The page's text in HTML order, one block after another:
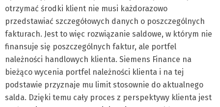
otrzymać środki klient nie musi każdorazowo
przedstawiać szczegółowych danych o poszczególnych
fakturach. Jest to więc rozwiązanie saldowe, w którym nie
finansuje się poszczególnych faktur, ale portfel
należności handlowych klienta. Siemens Finance na
bieżąco wycenia portfel należności klienta i na tej
podstawie przyznaje mu limit stosownie do aktualnego
salda. Dzięki temu cały proces z perspektywy klienta jest